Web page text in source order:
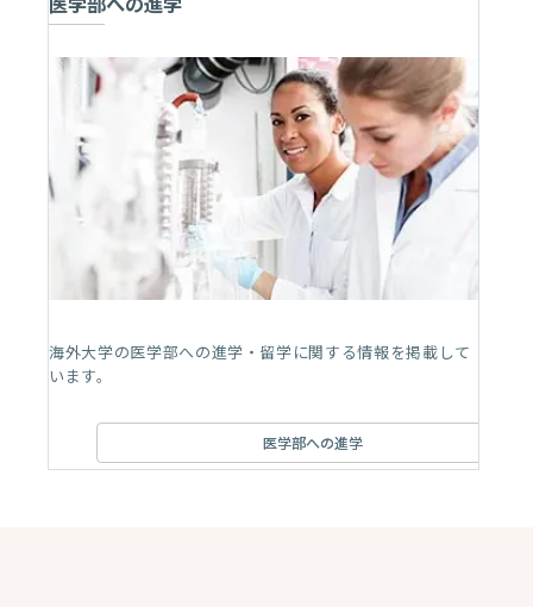
海外大学の医学部への進学・留学に関する情報を掲載して
います。
医学部への進学